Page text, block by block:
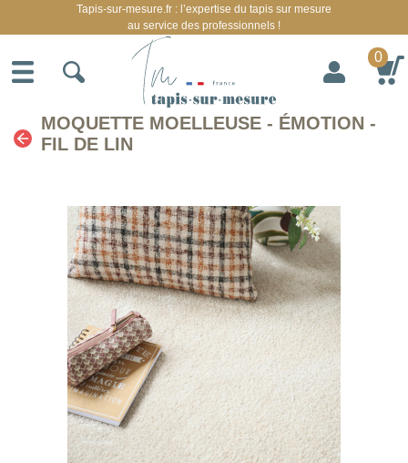
MOQUETTE MOELLEUSE - ÉMOTION -
FIL DE LIN
Tapis-sur-mesure.fr : l’expertise du tapis sur mesure
au service des professionnels !
0